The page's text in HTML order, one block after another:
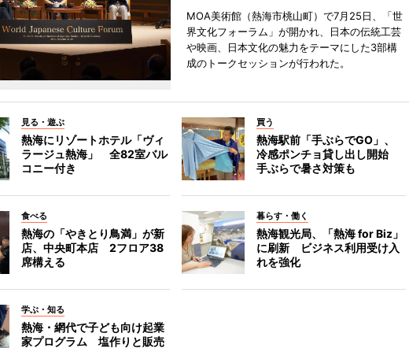
MOA美術館（熱海市桃山町）で7月25日、「世
界文化フォーラム」が開かれ、日本の伝統工芸
や映画、日本文化の魅力をテーマにした3部構
成のトークセッションが行われた。
見る・遊ぶ
熱海にリゾートホテル「ヴィ
ラージュ熱海」 全82室バル
コニー付き
買う
熱海駅前「手ぶらでGO」、
冷感ポンチョ貸し出し開始
手ぶらで暑さ対策も
食べる
熱海の「やきとり鳥満」が新
店、中央町本店 2フロア38
席構える
暮らす・働く
熱海観光局、「熱海 for Biz」
に刷新 ビジネス利用受け入
れを強化
学ぶ・知る
熱海・網代で子ども向け起業
家プログラム 塩作りと販売